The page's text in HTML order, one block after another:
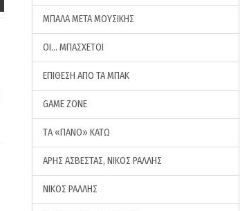
ΜΠΑΛΑ ΜΕΤΑ ΜΟΥΣΙΚΗΣ
ΟΙ… ΜΠΑΣΧΕΤΟΙ
ΕΠΙΘΕΣΗ ΑΠΟ ΤΑ ΜΠΑΚ
GAME ZONE
ΤA «ΠΑΝΟ» ΚΑΤΩ
ΑΡΗΣ ΑΣΒΕΣΤΑΣ, ΝΙΚΟΣ ΡΑΛΛΗΣ
ΝΙΚΟΣ ΡΑΛΛΗΣ